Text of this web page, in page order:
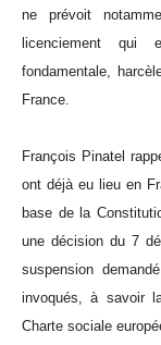
ne prévoit
licenciement qui
fondamentale,
France.
François Pinatel
ont déjà eu lieu en
base de la
une décision du 7
suspension
invoqués, à savoir
Charte sociale